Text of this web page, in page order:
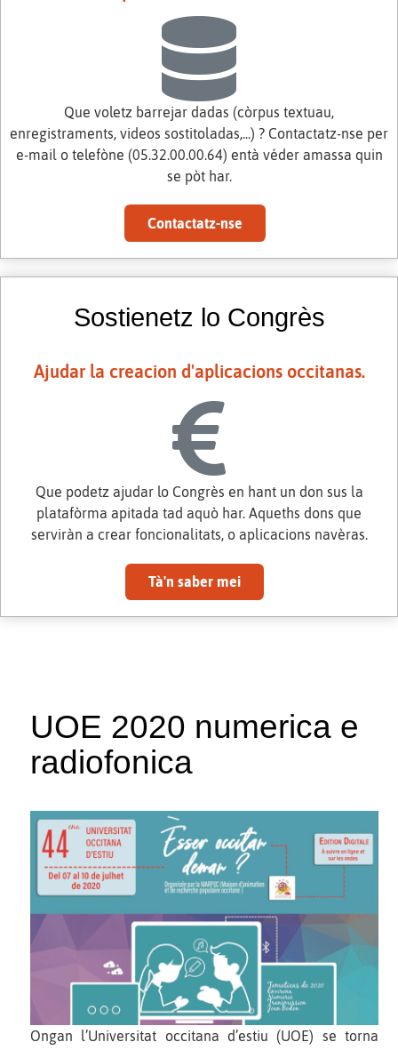
Que voletz barrejar dadas (còrpus textuau,
enregistraments, videos sostitoladas,...) ? Contactatz-nse per
e-mail o telefòne (05.32.00.00.64) entà véder amassa quin
se pòt har.
Contactatz-nse
Sostienetz lo Congrès
Ajudar la creacion d'aplicacions occitanas.
Que podetz ajudar lo Congrès en hant un don sus la
platafòrma apitada tad aquò har. Aqueths dons que
serviràn a crear foncionalitats, o aplicacions navèras.
Tà'n saber mei
UOE 2020 numerica e
radiofonica
Ongan l’Universitat occitana d’estiu (UOE) se torna